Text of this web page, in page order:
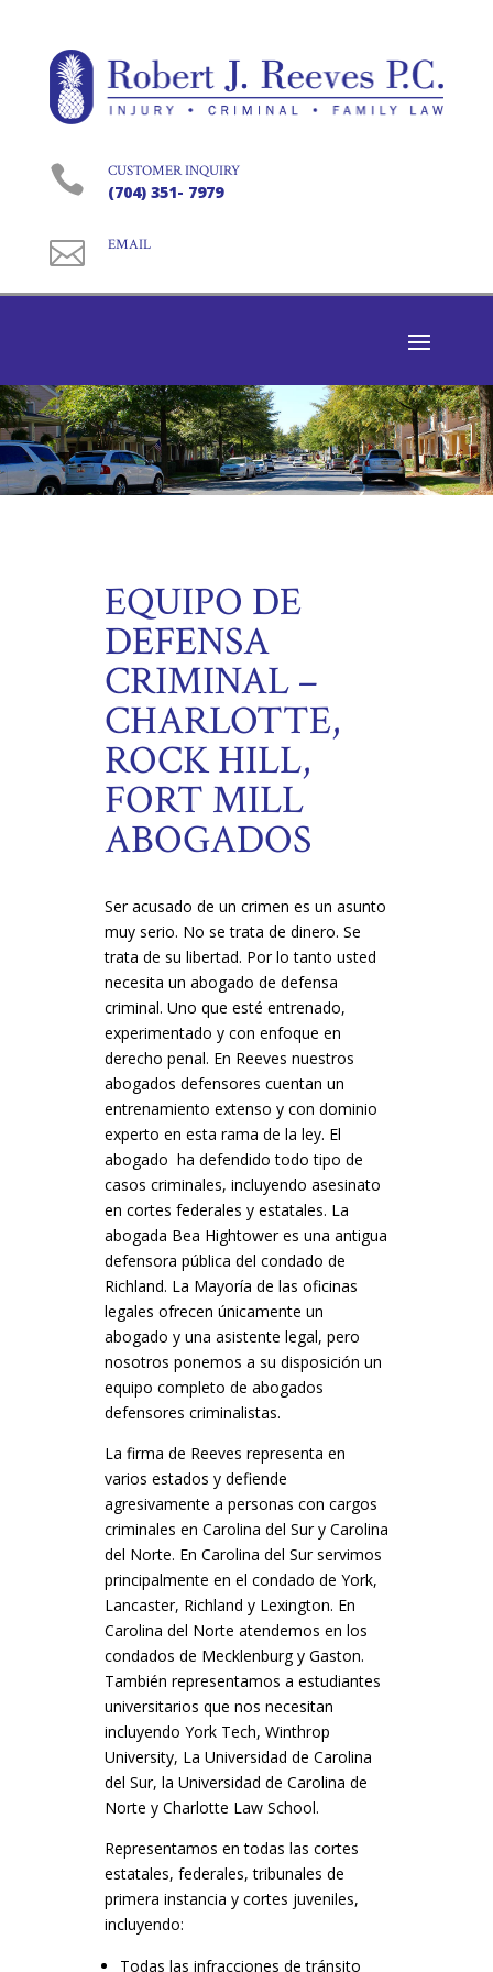
 CUSTOMER INQUIRY
(704) 351- 7979
 EMAIL
EQUIPO DE
DEFENSA
CRIMINAL –
CHARLOTTE,
ROCK HILL,
FORT MILL
ABOGADOS
Ser acusado de un crimen es un asunto
muy serio. No se trata de dinero. Se
trata de su libertad. Por lo tanto usted
necesita un abogado de defensa
criminal. Uno que esté entrenado,
experimentado y con enfoque en
derecho penal. En Reeves nuestros
abogados defensores cuentan un
entrenamiento extenso y con dominio
experto en esta rama de la ley. El
abogado ha defendido todo tipo de
casos criminales, incluyendo asesinato
en cortes federales y estatales. La
abogada Bea Hightower es una antigua
defensora pública del condado de
Richland. La Mayoría de las oficinas
legales ofrecen únicamente un
abogado y una asistente legal, pero
nosotros ponemos a su disposición un
equipo completo de abogados
defensores criminalistas.
La firma de Reeves representa en
varios estados y defiende
agresivamente a personas con cargos
criminales en Carolina del Sur y Carolina
del Norte. En Carolina del Sur servimos
principalmente en el condado de York,
Lancaster, Richland y Lexington. En
Carolina del Norte atendemos en los
condados de Mecklenburg y Gaston.
También representamos a estudiantes
universitarios que nos necesitan
incluyendo York Tech, Winthrop
University, La Universidad de Carolina
del Sur, la Universidad de Carolina de
Norte y Charlotte Law School.
Representamos en todas las cortes
estatales, federales, tribunales de
primera instancia y cortes juveniles,
incluyendo:
Todas las infracciones de tránsito